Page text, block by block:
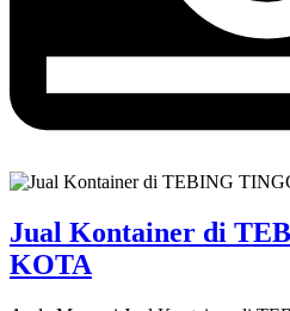
Jual Kontainer di
KOTA